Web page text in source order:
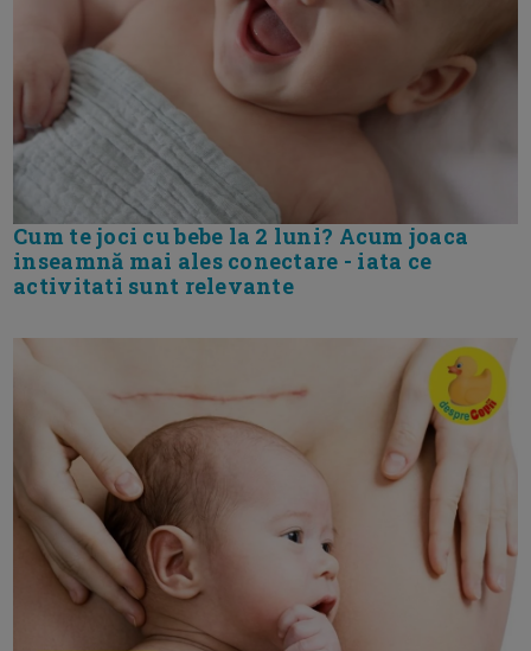
Cum te joci cu bebe la 2 luni? Acum joaca
inseamnă mai ales conectare - iata ce
activitati sunt relevante